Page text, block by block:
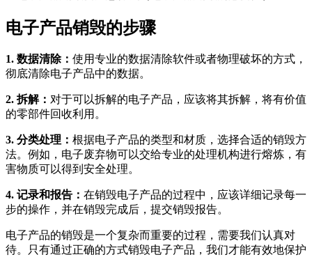
电子产品销毁的步骤
1. 数据清除： 使用专业的数据清除软件或者物理破坏的方式，
彻底清除电子产品中的数据。
2. 拆解： 对于可以拆解的电子产品，应该将其拆解，将有价值
的零部件回收利用。
3. 分类处理： 根据电子产品的类型和材质，选择合适的销毁方
法。例如，电子废弃物可以交给专业的处理机构进行熔炼，有
害物质可以得到安全处理。
4. 记录和报告： 在销毁电子产品的过程中，应该详细记录每一
步的操作，并在销毁完成后，提交销毁报告。
电子产品的销毁是一个复杂而重要的过程，需要我们认真对
待。只有通过正确的方式销毁电子产品，我们才能有效地保护